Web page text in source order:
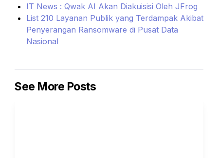
IT News : Qwak AI Akan Diakuisisi Oleh JFrog
List 210 Layanan Publik yang Terdampak Akibat
Penyerangan Ransomware di Pusat Data
Nasional
See More Posts